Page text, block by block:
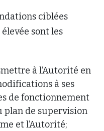
ciblées
sont les
à l’Autorité en
à ses
de fonctionnement
plan de supervision
et l’Autorité;